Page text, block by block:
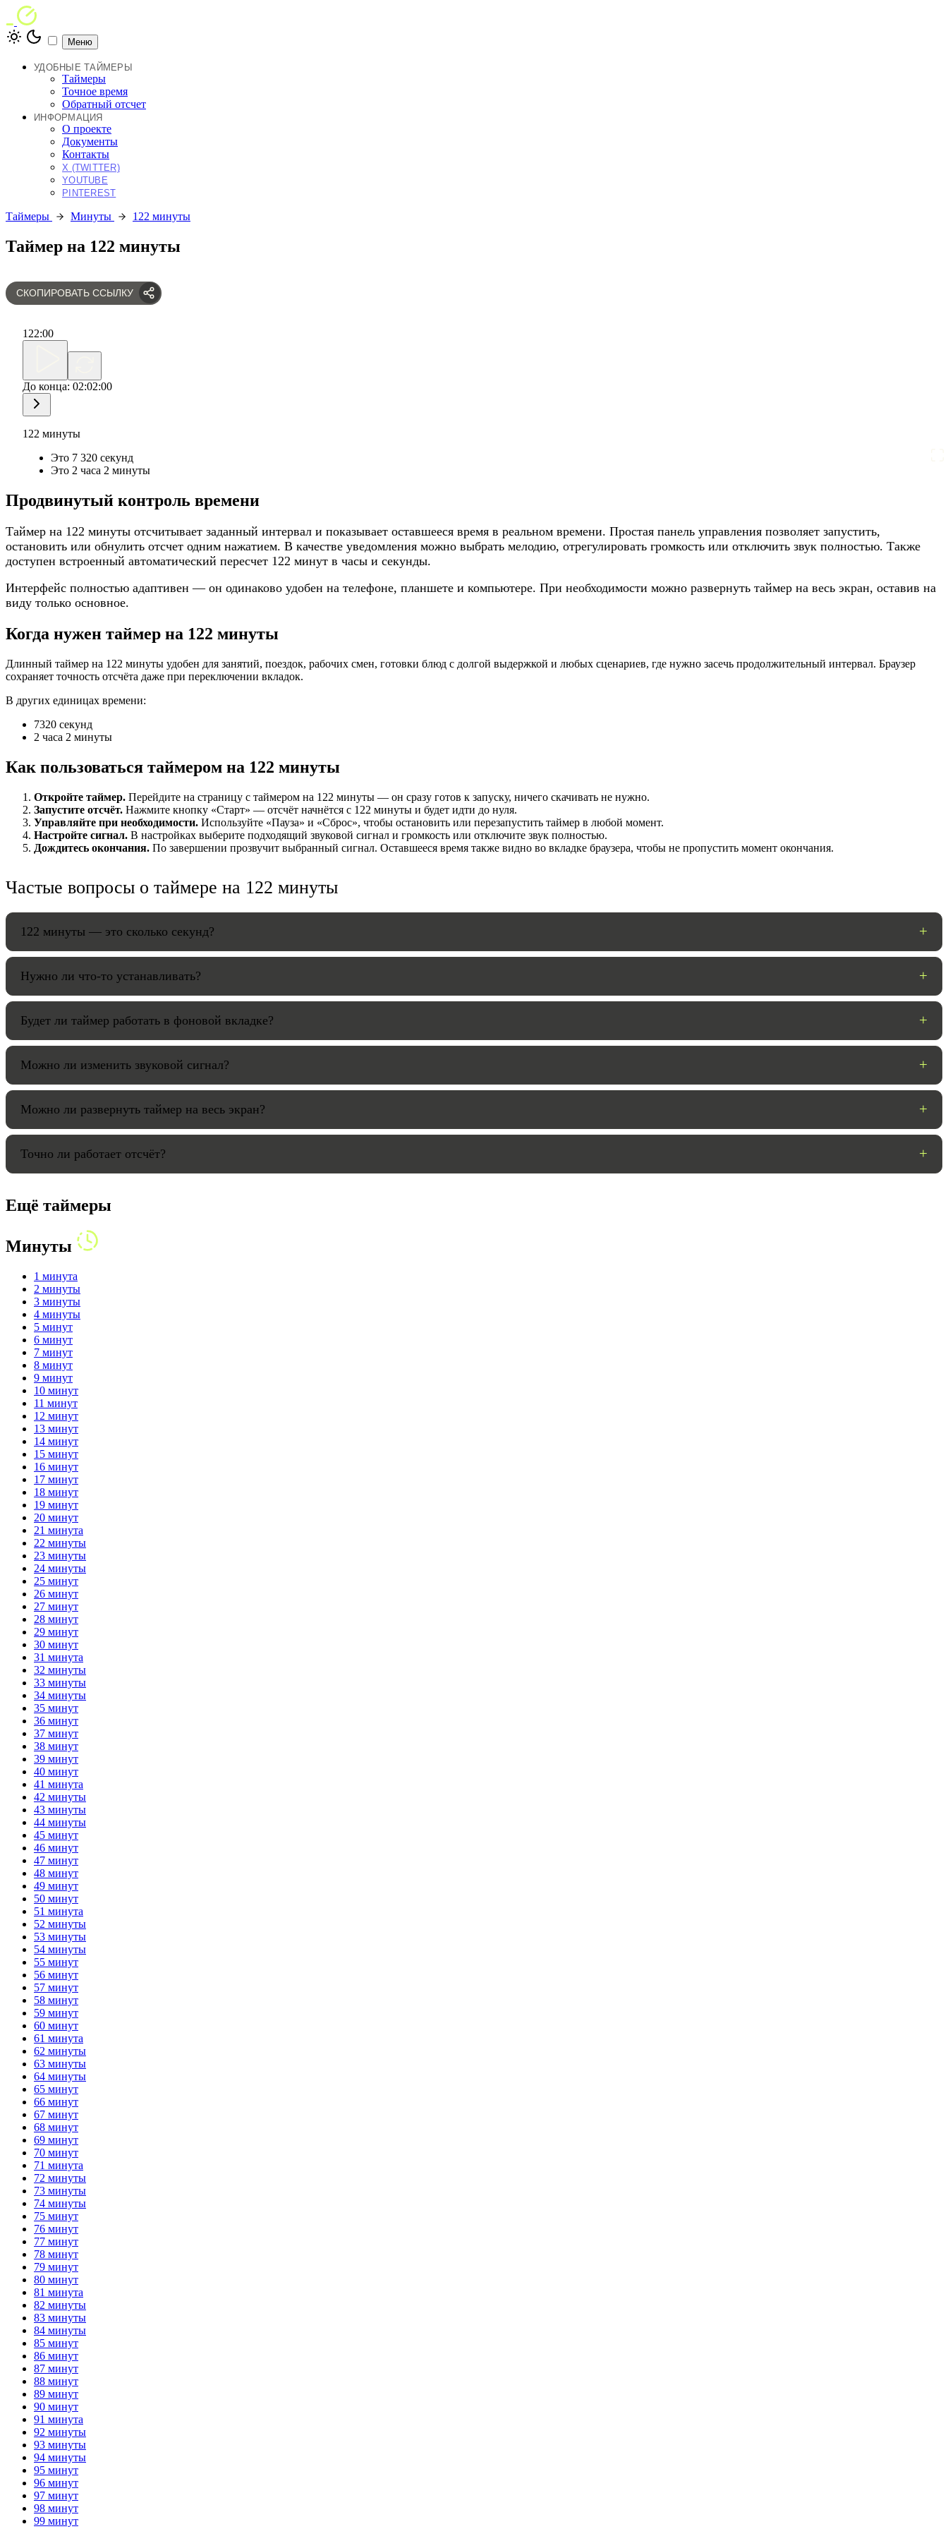
Меню
УДОБНЫЕ ТАЙМЕРЫ
Таймеры
Точное время
Обратный отсчет
ИНФОРМАЦИЯ
О проекте
Документы
Контакты
X (TWITTER)
YOUTUBE
PINTEREST
Таймеры Минуты 122 минуты
Таймер на 122 минуты
СКОПИРОВАТЬ ССЫЛКУ
122:00
До конца: 02:02:00
122 минуты
Это 7 320 секунд
Это 2 часа 2 минуты
НАСТРОЙКИ
HANDY TIMERS
Продвинутый контроль времени
Таймер на 122 минуты отсчитывает заданный интервал и показывает оставшееся время в реальном времени. Простая панель управления позволяет запустить,
остановить или обнулить отсчет одним нажатием. В качестве уведомления можно выбрать мелодию, отрегулировать громкость или отключить звук полностью. Также
доступен встроенный автоматический пересчет 122 минут в часы и секунды.
Интерфейс полностью адаптивен — он одинаково удобен на телефоне, планшете и компьютере. При необходимости можно развернуть таймер на весь экран, оставив на
виду только основное.
Когда нужен таймер на 122 минуты
Длинный таймер на 122 минуты удобен для занятий, поездок, рабочих смен, готовки блюд с долгой выдержкой и любых сценариев, где нужно засечь продолжительный интервал. Браузер
сохраняет точность отсчёта даже при переключении вкладок.
В других единицах времени:
7320 секунд
2 часа 2 минуты
Как пользоваться таймером на 122 минуты
Откройте таймер. Перейдите на страницу с таймером на 122 минуты — он сразу готов к запуску, ничего скачивать не нужно.
Запустите отсчёт. Нажмите кнопку «Старт» — отсчёт начнётся с 122 минуты и будет идти до нуля.
Управляйте при необходимости. Используйте «Пауза» и «Сброс», чтобы остановить или перезапустить таймер в любой момент.
Настройте сигнал. В настройках выберите подходящий звуковой сигнал и громкость или отключите звук полностью.
Дождитесь окончания. По завершении прозвучит выбранный сигнал. Оставшееся время также видно во вкладке браузера, чтобы не пропустить момент окончания.
Частые вопросы о таймере на 122 минуты
122 минуты — это сколько секунд?
Нужно ли что-то устанавливать?
Будет ли таймер работать в фоновой вкладке?
Можно ли изменить звуковой сигнал?
Можно ли развернуть таймер на весь экран?
Точно ли работает отсчёт?
Ещё таймеры
Минуты
1 минута
2 минуты
3 минуты
4 минуты
5 минут
6 минут
7 минут
8 минут
9 минут
10 минут
11 минут
12 минут
13 минут
14 минут
15 минут
16 минут
17 минут
18 минут
19 минут
20 минут
21 минута
22 минуты
23 минуты
24 минуты
25 минут
26 минут
27 минут
28 минут
29 минут
30 минут
31 минута
32 минуты
33 минуты
34 минуты
35 минут
36 минут
37 минут
38 минут
39 минут
40 минут
41 минута
42 минуты
43 минуты
44 минуты
45 минут
46 минут
47 минут
48 минут
49 минут
50 минут
51 минута
52 минуты
53 минуты
54 минуты
55 минут
56 минут
57 минут
58 минут
59 минут
60 минут
61 минута
62 минуты
63 минуты
64 минуты
65 минут
66 минут
67 минут
68 минут
69 минут
70 минут
71 минута
72 минуты
73 минуты
74 минуты
75 минут
76 минут
77 минут
78 минут
79 минут
80 минут
81 минута
82 минуты
83 минуты
84 минуты
85 минут
86 минут
87 минут
88 минут
89 минут
90 минут
91 минута
92 минуты
93 минуты
94 минуты
95 минут
96 минут
97 минут
98 минут
99 минут